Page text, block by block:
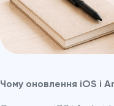
Чому оновлення iOS і